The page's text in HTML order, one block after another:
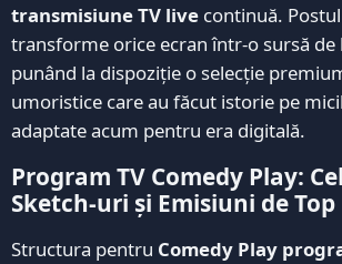
transmisiune TV live continuă.
transforme orice ecran într-o sursă de
punând la dispoziție o selecție
umoristice care au făcut istorie pe
adaptate acum pentru era digitală.
Program TV Comedy Play:
Sketch-uri și Emisiuni de Top
Structura pentru Comedy Play